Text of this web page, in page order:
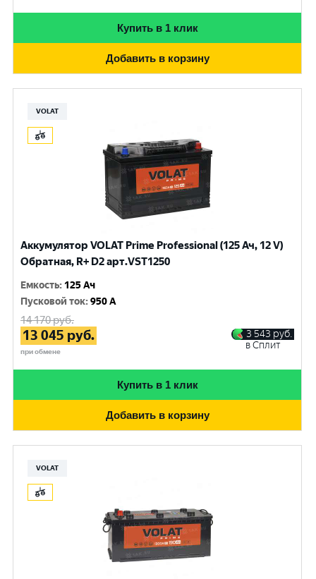
Купить в 1 клик
Добавить в корзину
VOLAT
Аккумулятор VOLAT Prime Professional (125 Ач, 12 V)
Обратная, R+ D2 арт.VST1250
Емкость: 125 Ач
Пусковой ток:950 A
14 170руб.
13 045 руб.
при обмене
3 543 руб.
в Сплит
Купить в 1 клик
Добавить в корзину
VOLAT